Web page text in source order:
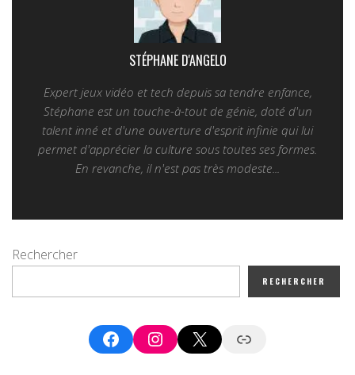
STÉPHANE D'ANGELO
Expert jeux vidéo et tech depuis sa tendre enfance,
Stéphane est un touche-à-tout de génie, doté d'un
talent inné et d'une ouverture d'esprit infinie qui lui
permet d'apprécier la culture sous toutes ses formes.
En revanche, il n'est pas très modeste...
Rechercher
RECHERCHER
FacebookInstagram
X Google News